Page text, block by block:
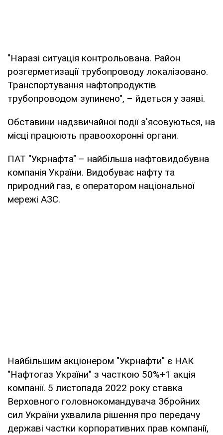
"Наразі ситуація контрольована. Район
розгерметизації трубопроводу локалізовано.
Транспортування нафтопродуктів
трубопроводом зупинено", – йдеться у заяві.
Обставини надзвичайної події з'ясовуються, на
місці працюють правоохоронні органи.
ПАТ "Укрнафта" – найбільша нафтовидобувна
компанія України. Видобуває нафту та
природний газ, є оператором національної
мережі АЗС.
Найбільшим акціонером "Укрнафти" є НАК
"Нафтогаз України" з часткою 50%+1 акція
компанії. 5 листопада 2022 року ставка
Верховного головнокомандувача Збройних
сил України ухвалила рішення про передачу
державі частки корпоративних прав компанії,